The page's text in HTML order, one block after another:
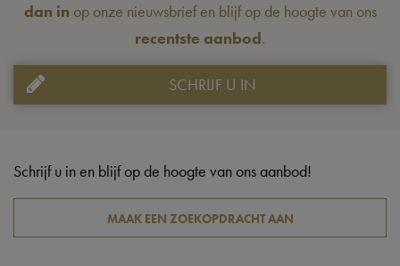
dan in op onze nieuwsbrief en blijf op de hoogte van ons
recentste aanbod.
SCHRIJF U IN
Schrijf u in en blijf op de hoogte van ons aanbod!
MAAK EEN ZOEKOPDRACHT AAN